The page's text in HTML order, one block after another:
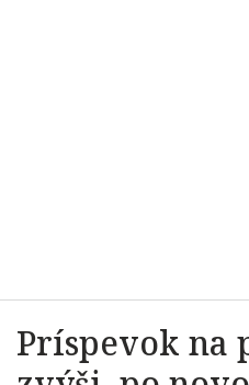
Príspevok na